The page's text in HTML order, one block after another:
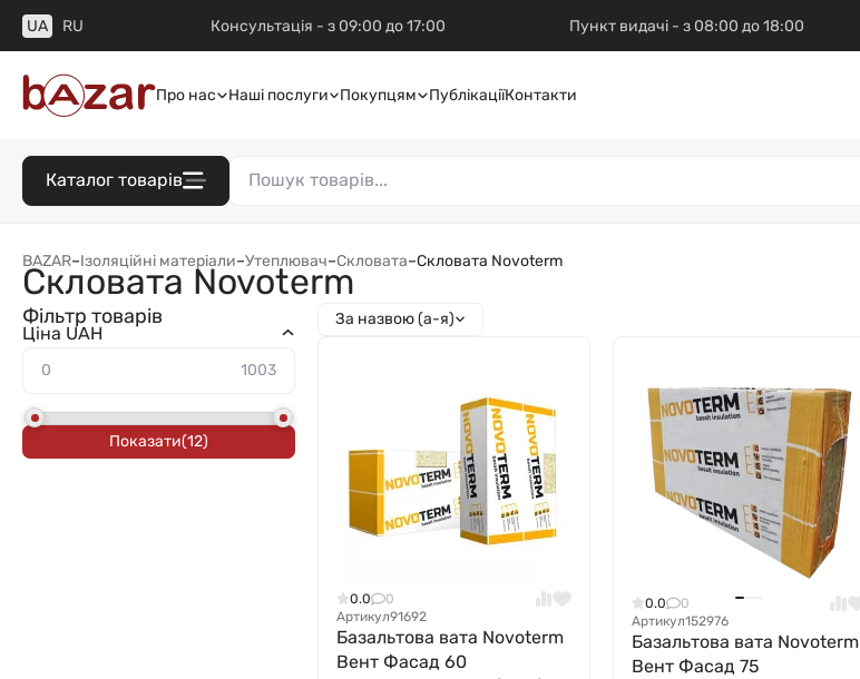
UA RU Консультація - з 09:00 до 17:00 Пункт видачі - з 08:00 до 18:00
Про нас Наші послуги Покупцям ПублікаціїКонтакти
Каталог товарів
BAZAR–Ізоляційні матеріали–Утеплювач–Скловата–Скловата Novoterm
Скловата Novoterm
За назвою (а-я)
0.0
0
Артикул91692
Базальтова вата Novoterm
Вент Фасад 60
0.0
0
Артикул152976
Базальтова вата Novoterm
Вент Фасад 75
Фільтр товарів
Ціна UAH
Показати(12)